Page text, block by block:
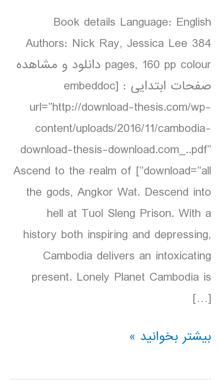
Book details Language: English
Authors: Nick Ray, Jessica Lee 384
pages, 160 pp colour دانلود و مشاهده
صفحات ابتدایی : [embeddoc
url=”http://download-thesis.com/wp-
content/uploads/2016/11/cambodia-
download-thesis-download.com_..pdf”
download=”all”] Ascend to the realm of
the gods, Angkor Wat. Descend into
hell at Tuol Sleng Prison. With a
history both inspiring and depressing,
Cambodia delivers an intoxicating
present. Lonely Planet Cambodia is
[…]
دانلود
بیشتر بخوانید »